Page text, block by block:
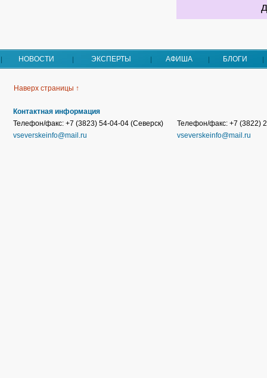
НОВОСТИ ЭКСПЕРТЫ АФИША БЛОГИ
Наверх страницы ↑
Контактная информация
Телефон/факс: +7 (3823) 54-04-04 (Северск)
vseverskeinfo@mail.ru
Телефон/факс: +7 (3822)
vseverskeinfo@mail.ru